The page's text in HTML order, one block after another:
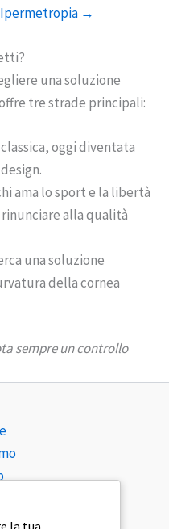
→
una soluzione
tre strade principali:
oggi diventata
ama lo sport e la libertà
alla qualità
una soluzione
della cornea
sempre un controllo